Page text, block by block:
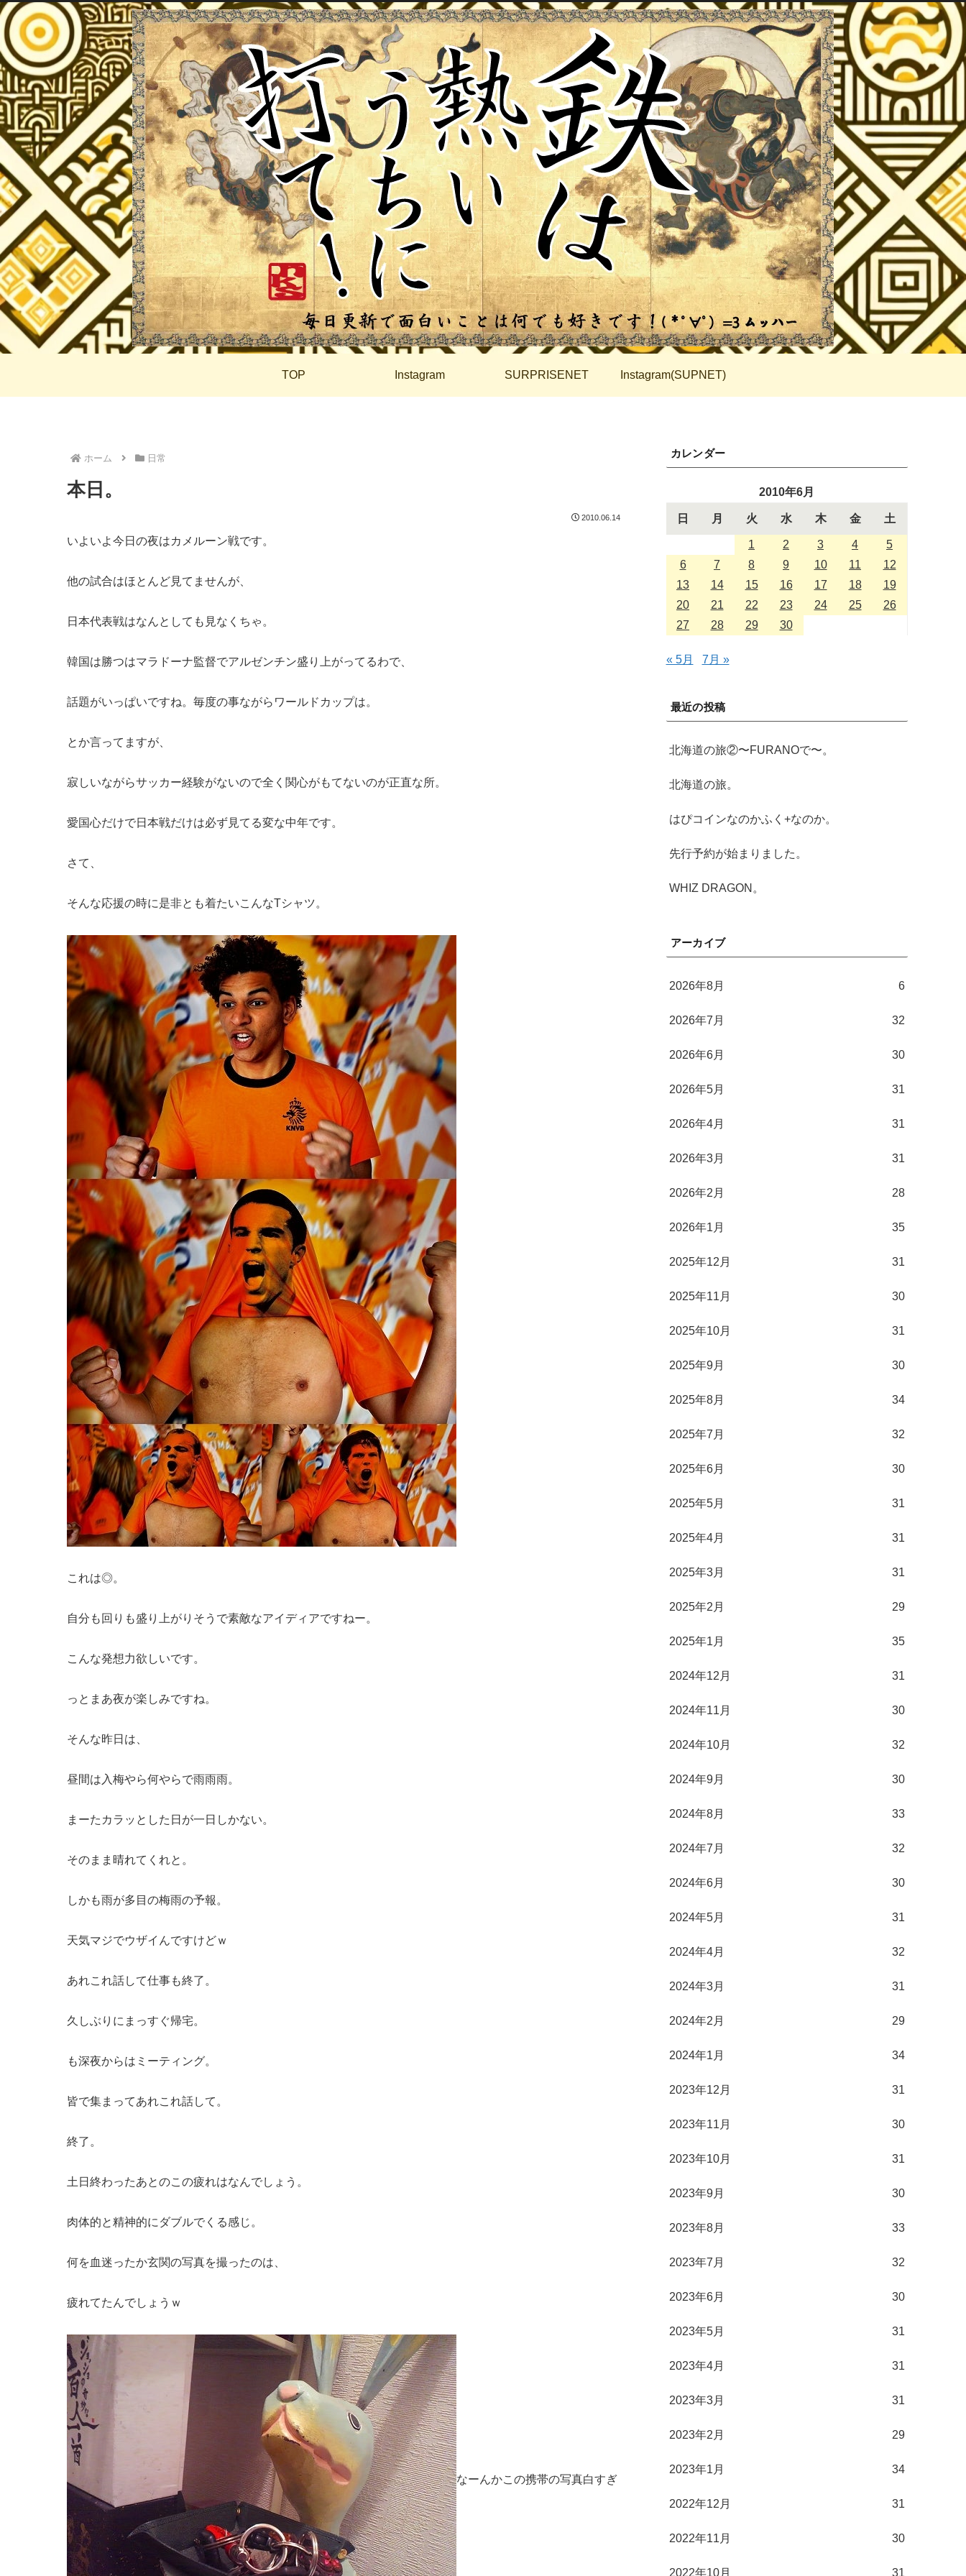
TOP Instagram SURPRISENET Instagram(SUPNET)
ホーム 日常
本日。
2010.06.14
いよいよ今日の夜はカメルーン戦です。
他の試合はほとんど見てませんが、
日本代表戦はなんとしても見なくちゃ。
韓国は勝つはマラドーナ監督でアルゼンチン盛り上がってるわで、
話題がいっぱいですね。毎度の事ながらワールドカップは。
とか言ってますが、
寂しいながらサッカー経験がないので全く関心がもてないのが正直な所。
愛国心だけで日本戦だけは必ず見てる変な中年です。
さて、
そんな応援の時に是非とも着たいこんなTシャツ。
これは◎。
自分も回りも盛り上がりそうで素敵なアイディアですねー。
こんな発想力欲しいです。
っとまあ夜が楽しみですね。
そんな昨日は、
昼間は入梅やら何やらで雨雨雨。
まーたカラッとした日が一日しかない。
そのまま晴れてくれと。
しかも雨が多目の梅雨の予報。
天気マジでウザイんですけどｗ
あれこれ話して仕事も終了。
久しぶりにまっすぐ帰宅。
も深夜からはミーティング。
皆で集まってあれこれ話して。
終了。
土日終わったあとのこの疲れはなんでしょう。
肉体的と精神的にダブルでくる感じ。
何を血迷ったか玄関の写真を撮ったのは、
疲れてたんでしょうｗ
なーんかこの携帯の写真白すぎ
カレンダー
2010年6月
日 月 火 水 木 金 土
1 2 3 4
5
6
7 8 9 10 11
12
13
14 15 16 17 18
19
20
21 22 23 24 25
26
27
28 29 30
« 5月 7月 »
最近の投稿
北海道の旅②〜FURANOで〜。
北海道の旅。
はぴコインなのかふく+なのか。
先行予約が始まりました。
WHIZ DRAGON。
アーカイブ
2026年8月 6
2026年7月 32
2026年6月 30
2026年5月 31
2026年4月 31
2026年3月 31
2026年2月 28
2026年1月 35
2025年12月 31
2025年11月 30
2025年10月 31
2025年9月 30
2025年8月 34
2025年7月 32
2025年6月 30
2025年5月 31
2025年4月 31
2025年3月 31
2025年2月 29
2025年1月 35
2024年12月 31
2024年11月 30
2024年10月 32
2024年9月 30
2024年8月 33
2024年7月 32
2024年6月 30
2024年5月 31
2024年4月 32
2024年3月 31
2024年2月 29
2024年1月 34
2023年12月 31
2023年11月 30
2023年10月 31
2023年9月 30
2023年8月 33
2023年7月 32
2023年6月 30
2023年5月 31
2023年4月 31
2023年3月 31
2023年2月 29
2023年1月 34
2022年12月 31
2022年11月 30
2022年10月 31